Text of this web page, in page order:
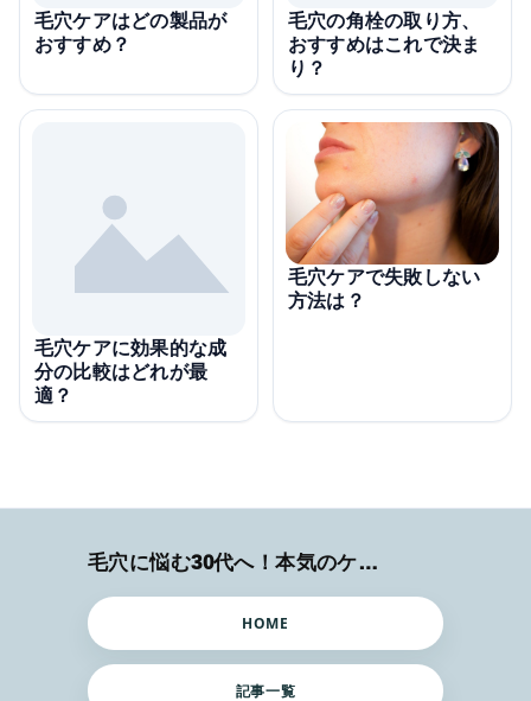
毛穴ケアはどの製品が
おすすめ？
毛穴の角栓の取り方、
おすすめはこれで決ま
り？
毛穴ケアに効果的な成
分の比較はどれが最
適？
毛穴ケアで失敗しない
方法は？
毛穴に悩む30代へ！本気のケア術特集
HOME
記事一覧